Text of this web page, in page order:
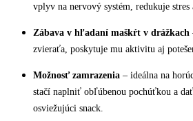
vplyv na nervový systém, redukuje stres
Zábava v hľadaní maškŕt v drážkach
zvieraťa, poskytuje mu aktivitu aj
Možnosť zamrazenia – ideálna na
stačí naplniť obľúbenou pochúťkou a
osviežujúci snack.